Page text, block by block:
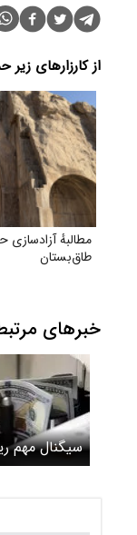
از کارزارهای زیر
مطالبهٔ
طاق‌بستان
خبرهای
سیگنال مهم
مرکزی به